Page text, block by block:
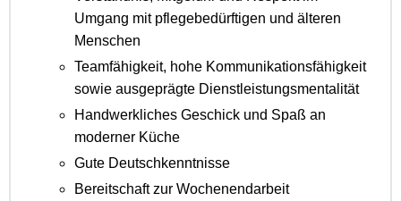
Umgang mit pflegebedürftigen und älteren
Menschen
Teamfähigkeit, hohe Kommunikationsfähigkeit
sowie ausgeprägte Dienstleistungsmentalität
Handwerkliches Geschick und Spaß an
moderner Küche
Gute Deutschkenntnisse
Bereitschaft zur Wochenendarbeit